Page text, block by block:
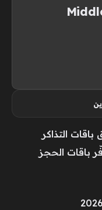
التذاكر
البطولات الـ 25 وتوفّر باقات الحجز
الرياض/باريس, 1 يونيو / حزيران 2026